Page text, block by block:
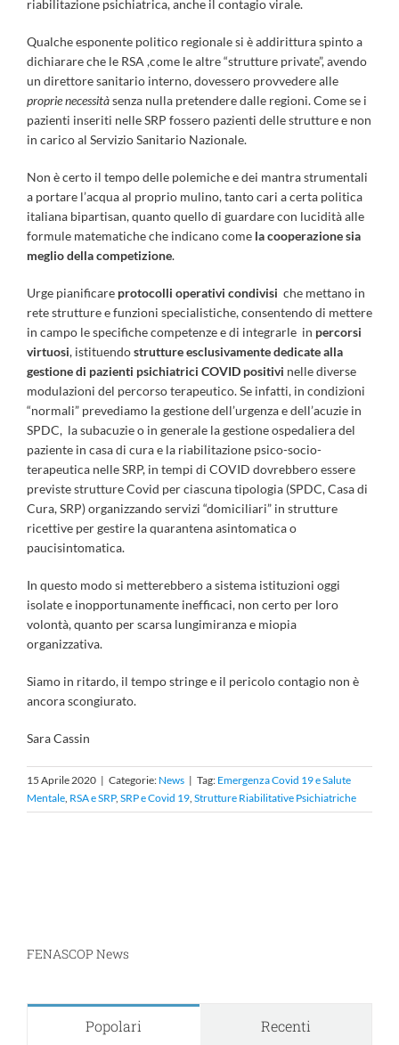
riabilitazione psichiatrica, anche il contagio virale.
Qualche esponente politico regionale si è addirittura spinto a
dichiarare che le RSA ,come le altre “strutture private”, avendo
un direttore sanitario interno, dovessero provvedere alle
proprie necessitàsenza nulla pretendere dalle regioni. Come se i
pazienti inseriti nelle SRP fossero pazienti delle strutture e non
in carico al Servizio Sanitario Nazionale.
Non è certo il tempo delle polemiche e dei mantra strumentali
a portare l’acqua al proprio mulino, tanto cari a certa politica
italiana bipartisan, quanto quello di guardare con lucidità alle
formule matematiche che indicano come la cooperazione sia
meglio della competizione.
Urge pianificare protocolli operativi condivisi che mettano in
rete strutture e funzioni specialistiche, consentendo di mettere
in campo le specifiche competenze e di integrarle in percorsi
virtuosi, istituendostrutture esclusivamente dedicate alla
gestione di pazienti psichiatrici COVID positivi nelle diverse
modulazioni del percorso terapeutico. Se infatti, in condizioni
“normali” prevediamo la gestione dell’urgenza e dell’acuzie in
SPDC, la subacuzie o in generale la gestione ospedaliera del
paziente in casa di cura e la riabilitazione psico-socio-
terapeutica nelle SRP, in tempi di COVID dovrebbero essere
previste strutture Covid per ciascuna tipologia (SPDC, Casa di
Cura, SRP) organizzando servizi “domiciliari” in strutture
ricettive per gestire la quarantena asintomatica o
paucisintomatica.
In questo modo si metterebbero a sistema istituzioni oggi
isolate e inopportunamente inefficaci, non certo per loro
volontà, quanto per scarsa lungimiranza e miopia
organizzativa.
Siamo in ritardo, il tempo stringe e il pericolo contagio non è
ancora scongiurato.
Sara Cassin
15 Aprile 2020 | Categorie: News | Tag: Emergenza Covid 19 e Salute
Mentale, RSA e SRP, SRP e Covid 19, Strutture Riabilitative Psichiatriche
FENASCOP News
Popolari Recenti